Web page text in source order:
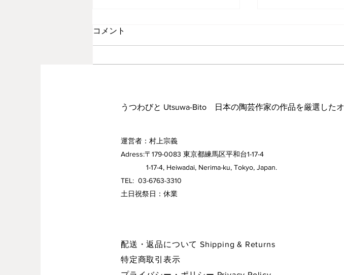
コメント
うつわびと Utsuwa-Bito 日本の陶芸作家の作品を厳選した
運営者：村上宗義
Adress:〒179-0083 東京都練馬区平和台1-17-4
1-17-4, Heiwadai, Nerima-ku, Tokyo, Japan.
TEL: 03-6763-3310
​土日祝祭日：休業
配送・返品について Shipping & Returns
特定商取引表示